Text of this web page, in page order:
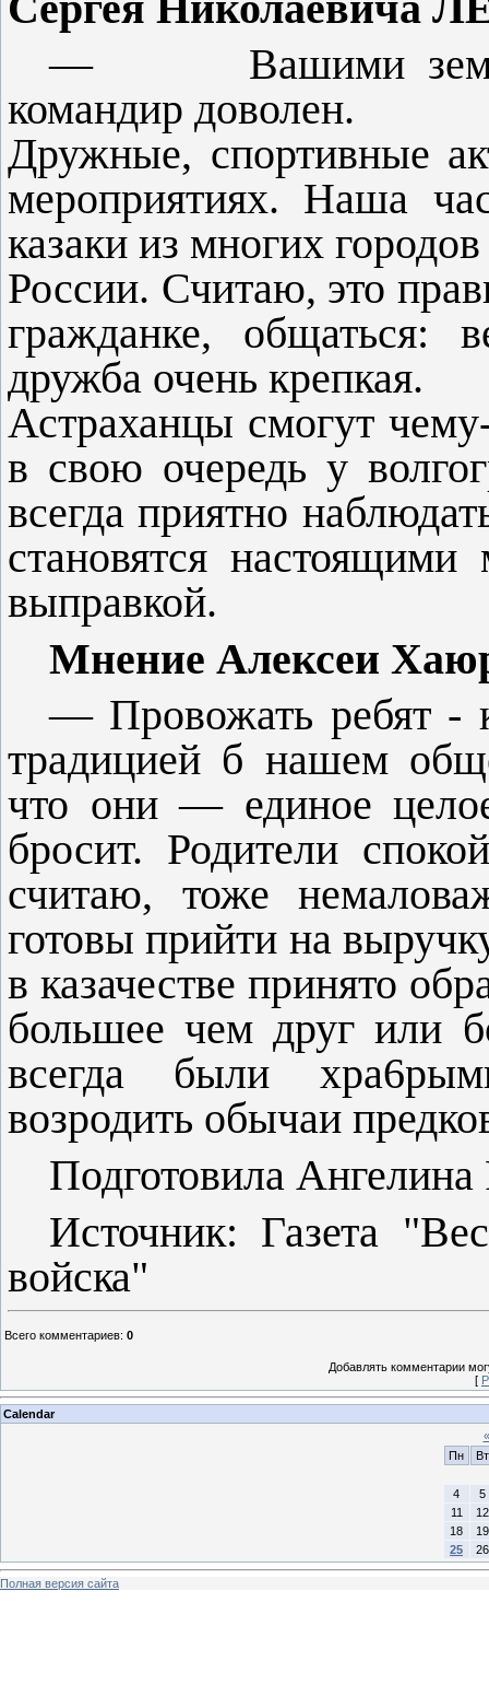
—
Вашими
командир доволен.
Дружные, спортивные
мероприяти­ях. Наша
казаки из многих городов
России. Считаю, это
гражданке, общаться:
дружба очень крепкая.
Астраханцы смогут
в свою очередь у
всегда приятно
становятся
выправкой.
Мнение Алексеи
— Провожать ребят -
традицией б нашем
что они — единое
бросит. Родители
считаю, тоже
гото­вы прийти на
в казачестве при­нято
большее чем друг или
всегда были
возродить обычаи
Подготовила
Источник: Газета
войска"
Всего комментариев: 0
Добавлять комментарии
[
Calendar
«
Пн
Вт
4
5
11
12
18
19
25
26
Полная версия сайта